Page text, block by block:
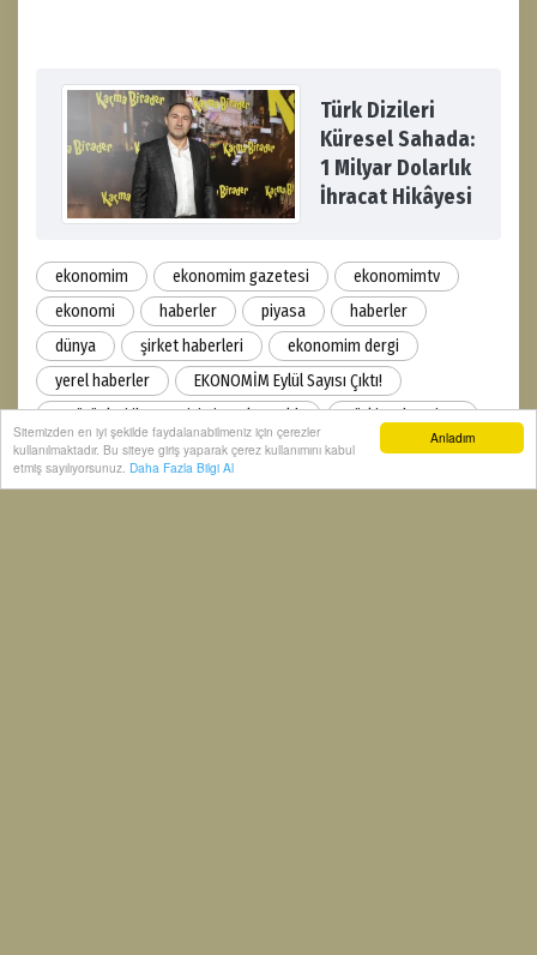
Anladım
Sitemizden en iyi şekilde faydalanabilmeniz için çerezler
kullanılmaktadır. Bu siteye giriş yaparak çerez kullanımını kabul
etmiş sayılıyorsunuz. Daha Fazla Bilgi Al
Türk Dizileri
Küresel Sahada:
1 Milyar Dolarlık
İhracat Hikâyesi
ekonomim ekonomim gazetesi
ekonomimtv
ekonomi
haberler piyasa
haberler
dünya
şirket haberleri
ekonomim dergi
yerel haberler
EKONOMİM Eylül Sayısı Çıktı!
Su ürünleri ihracatı için imzalar atıldı
Türkiye'den Çin'e
Tarım ve Orman Bakanı İbrahim Yumaklı
Türkiye ile Çin arasında
Su ürünleri